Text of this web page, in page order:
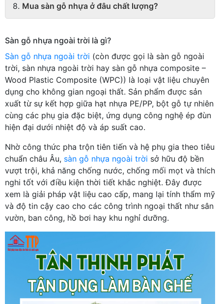
Mua sàn gỗ nhựa ở đâu chất lượng?
Sàn gỗ nhựa ngoài trời là gì?
Sàn gỗ nhựa ngoài trời (còn được gọi là sàn gỗ ngoài
trời, sàn nhựa ngoài trời hay sàn gỗ nhựa composite –
Wood Plastic Composite (WPC)) là loại vật liệu chuyên
dụng cho không gian ngoại thất. Sản phẩm được sản
xuất từ sự kết hợp giữa hạt nhựa PE/PP, bột gỗ tự nhiên
cùng các phụ gia đặc biệt, ứng dụng công nghệ ép đùn
hiện đại dưới nhiệt độ và áp suất cao.
Nhờ công thức pha trộn tiên tiến và hệ phụ gia theo tiêu
chuẩn châu Âu, sàn gỗ nhựa ngoài trời sở hữu độ bền
vượt trội, khả năng chống nước, chống mối mọt và thích
nghi tốt với điều kiện thời tiết khắc nghiệt. Đây được
xem là giải pháp vật liệu cao cấp, mang lại tính thẩm mỹ
và độ tin cậy cao cho các công trình ngoại thất như sân
vườn, ban công, hồ bơi hay khu nghỉ dưỡng.